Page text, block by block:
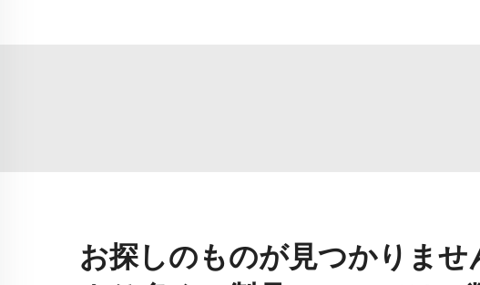
お探しのものが見つかりませ